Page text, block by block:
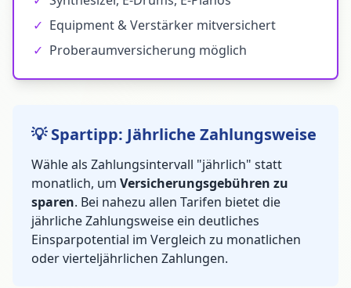
✓ Equipment & Verstärker mitversichert
✓ Proberaumversicherung möglich
💡 Spartipp: Jährliche Zahlungsweise
Wähle als Zahlungsintervall "jährlich" statt
monatlich, um Versicherungsgebühren zu
sparen. Bei nahezu allen Tarifen bietet die
jährliche Zahlungsweise ein deutliches
Einsparpotential im Vergleich zu monatlichen
oder vierteljährlichen Zahlungen.